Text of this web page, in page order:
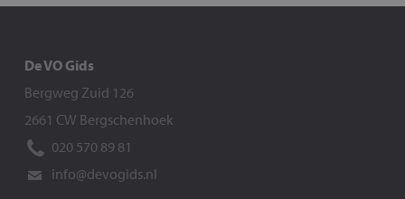
De VO Gids
Bergweg Zuid 126
2661 CW Bergschenhoek
020 570 89 81
info@devogids.nl